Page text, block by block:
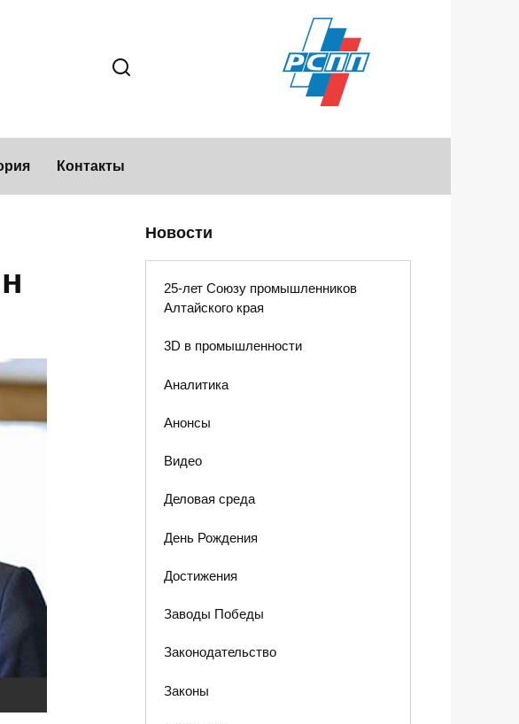
Контакты
Новости
25-лет Союзу промышленников
Алтайского края
3D в промышленности
Аналитика
Анонсы
Видео
Деловая среда
День Рождения
Достижения
Заводы Победы
Законодательство
Законы